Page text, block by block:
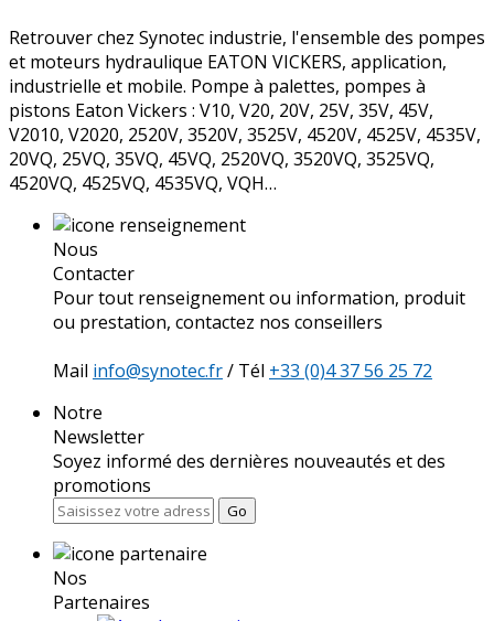
Retrouver chez Synotec industrie, l'ensemble des pompes
et moteurs hydraulique EATON VICKERS, application,
industrielle et mobile. Pompe à palettes, pompes à
pistons Eaton Vickers : V10, V20, 20V, 25V, 35V, 45V,
V2010, V2020, 2520V, 3520V, 3525V, 4520V, 4525V, 4535V,
20VQ, 25VQ, 35VQ, 45VQ, 2520VQ, 3520VQ, 3525VQ,
4520VQ, 4525VQ, 4535VQ, VQH…
Nous
Contacter
Pour tout renseignement ou information, produit
ou prestation, contactez nos conseillers
Mail info@synotec.fr/ Tél +33 (0)4 37 56 25 72
Notre
Newsletter
Soyez informé des dernières nouveautés et des
promotions
Go
Nos
Partenaires